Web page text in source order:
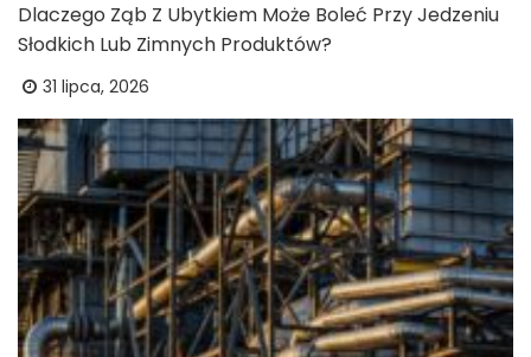
Dlaczego Ząb Z Ubytkiem Może Boleć Przy Jedzeniu
Słodkich Lub Zimnych Produktów?
31 lipca, 2026